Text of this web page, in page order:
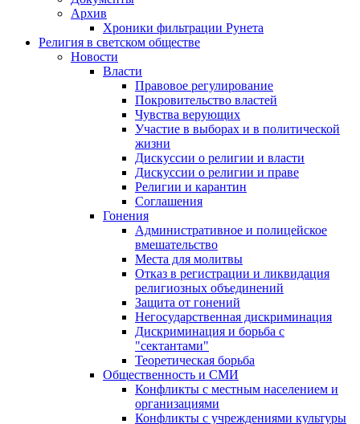
Архив
Хроники фильтрации Рунета
Религия в светском обществе
Новости
Власти
Правовое регулирование
Покровительство властей
Чувства верующих
Участие в выборах и в политической
жизни
Дискуссии о религии и власти
Дискуссии о религии и праве
Религии и карантин
Соглашения
Гонения
Административное и полицейское
вмешательство
Места для молитвы
Отказ в регистрации и ликвидация
религиозных объединений
Защита от гонений
Негосударственная дискриминация
Дискриминация и борьба с
"сектантами"
Теоретическая борьба
Общественность и СМИ
Конфликты с местным населением и
организациями
Конфликты с учреждениями культуры